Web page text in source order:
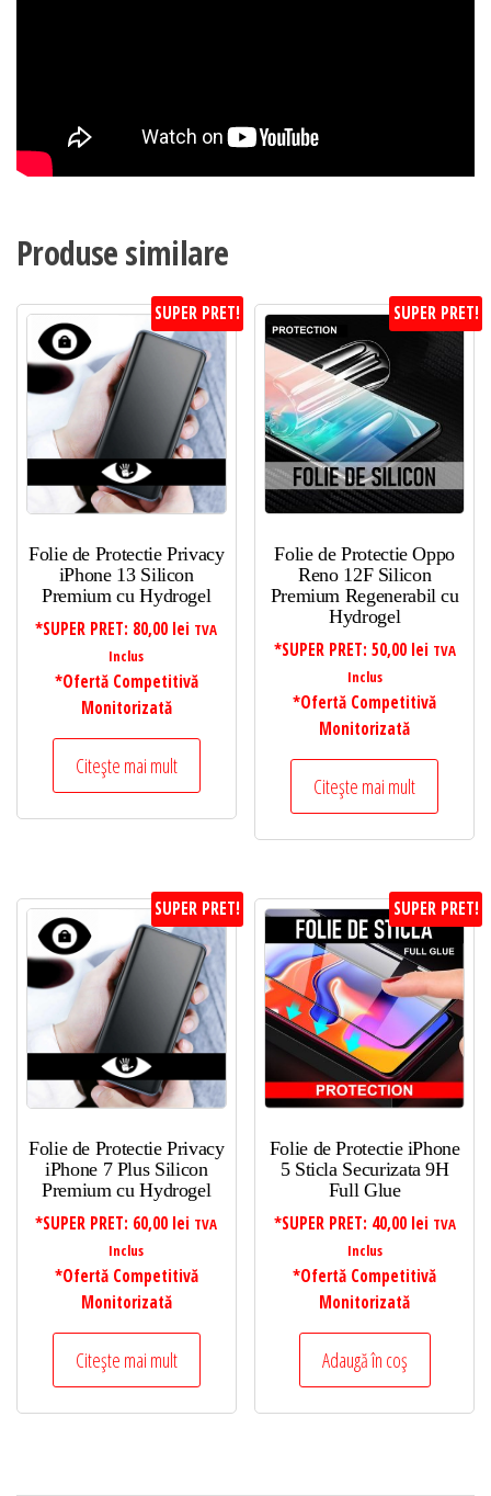
Produse similare
SUPER PRET!
Folie de Protectie Privacy
iPhone 13 Silicon
Premium cu Hydrogel
*SUPER PRET: 80,00 lei TVA
Inclus
*Ofertă Competitivă
Monitorizată
Citește mai mult
SUPER PRET!
Folie de Protectie Oppo
Reno 12F Silicon
Premium Regenerabil cu
Hydrogel
*SUPER PRET: 50,00 lei TVA
Inclus
*Ofertă Competitivă
Monitorizată
Citește mai mult
SUPER PRET!
Folie de Protectie Privacy
iPhone 7 Plus Silicon
Premium cu Hydrogel
*SUPER PRET: 60,00 lei TVA
Inclus
*Ofertă Competitivă
Monitorizată
Citește mai mult
SUPER PRET!
Folie de Protectie iPhone
5 Sticla Securizata 9H
Full Glue
*SUPER PRET: 40,00 lei TVA
Inclus
*Ofertă Competitivă
Monitorizată
Adaugă în coș